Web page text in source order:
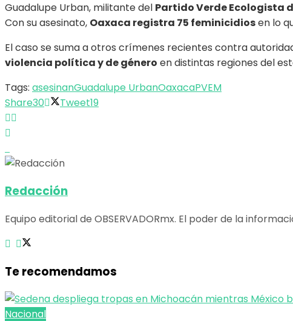
Guadalupe Urban, militante del Partido Verde Ecologista
Con su asesinato, Oaxaca registra 75 feminicidiosen lo
El caso se suma a otros crímenes recientes contra
violencia política y de género en distintas regiones del
Tags: asesinanGuadalupe UrbanOaxacaPVEM
Share30 Tweet19
Redacción
Equipo editorial de OBSERVADORmx. El poder de la
Te recomendamos
Nacional